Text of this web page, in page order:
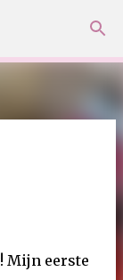
Mijn eerste